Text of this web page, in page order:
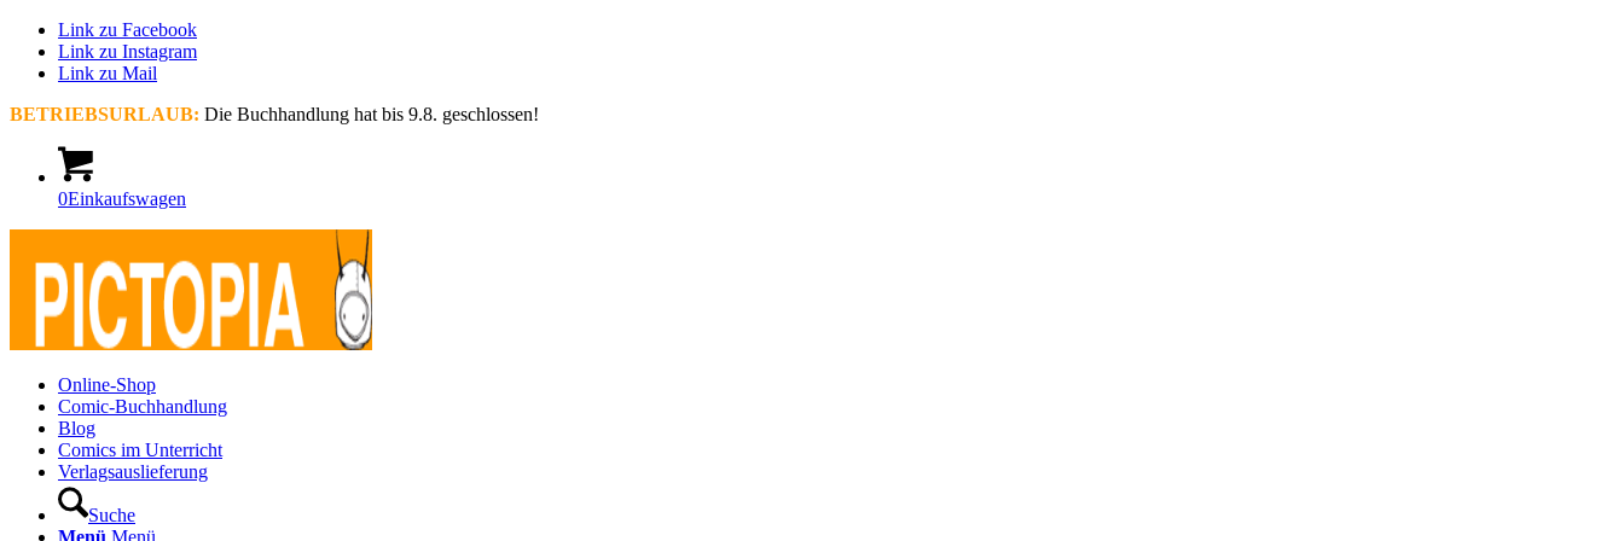
Link zu Facebook
Link zu Instagram
Link zu Mail
BETRIEBSURLAUB: Die Buchhandlung hat bis 9.8. geschlossen!
0Einkaufswagen
Online-Shop
Comic-Buchhandlung
Blog
Comics im Unterricht
Verlagsauslieferung
Suche
Menü Menü